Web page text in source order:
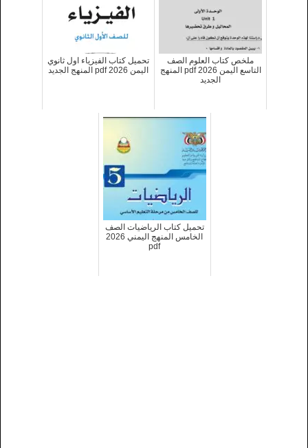
ملخص كتاب العلوم الصف
التاسع اليمن 2026 pdf المنهج
الجديد
تحميل كتاب الفيزياء اول ثانوي
اليمن 2026 pdf المنهج الجديد
تحميل كتاب الرياضيات الصف
الخامس المنهج اليمني 2026
pdf